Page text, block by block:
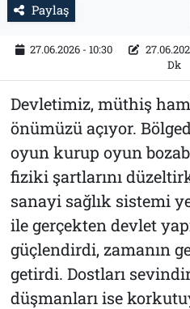
Paylaş
27.06.2026 - 10:30
Dk
Devletimiz, müthiş
önümüzü açıyor.
oyun kurup oyun
fiziki şartlarını
sanayi sağlık sistemi
ile gerçekten devlet
güçlendirdi, zamanın
getirdi. Dostları
düşmanları ise